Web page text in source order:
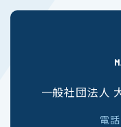
一般社団法人
電話